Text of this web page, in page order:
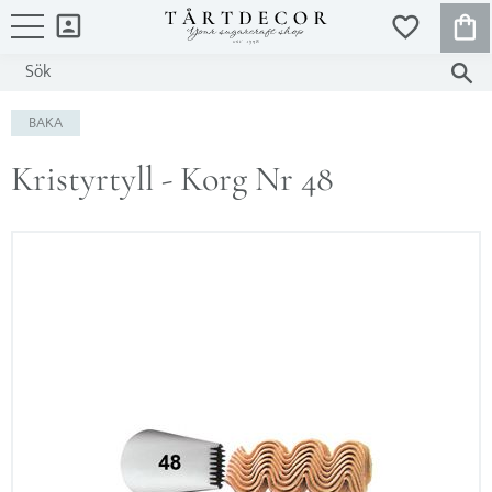
FAVORITER
BAKA
Kristyrtyll - Korg Nr 48